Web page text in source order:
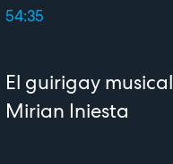
54:35
El guirigay
Mirian Iniesta